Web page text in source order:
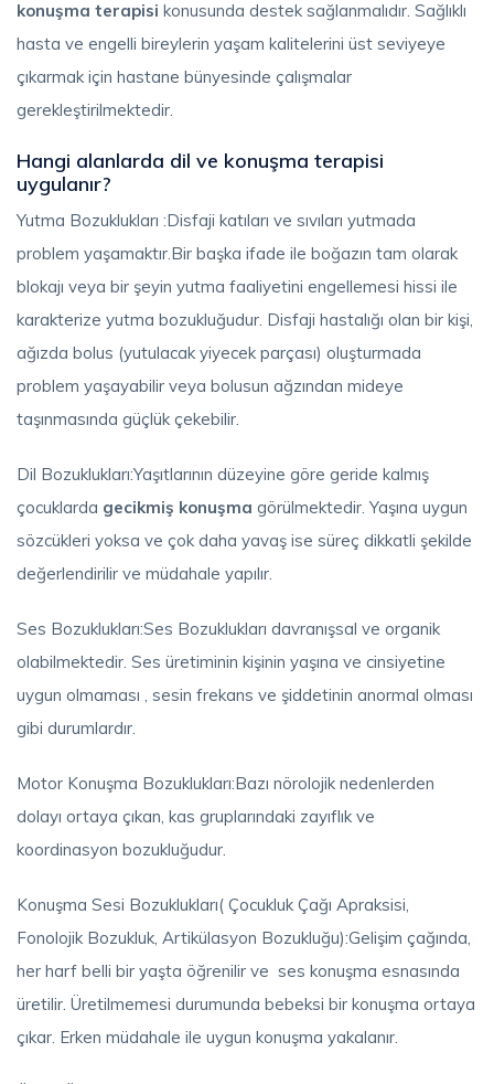
konuşma terapisi konusunda destek sağlanmalıdır. Sağlıklı
hasta ve engelli bireylerin yaşam kalitelerini üst seviyeye
çıkarmak için hastane bünyesinde çalışmalar
gerekleştirilmektedir.
Hangi alanlarda dil ve konuşma terapisi
uygulanır?
Yutma Bozuklukları :Disfaji katıları ve sıvıları yutmada
problem yaşamaktır.Bir başka ifade ile boğazın tam olarak
blokajı veya bir şeyin yutma faaliyetini engellemesi hissi ile
karakterize yutma bozukluğudur. Disfaji hastalığı olan bir kişi,
ağızda bolus (yutulacak yiyecek parçası) oluşturmada
problem yaşayabilir veya bolusun ağzından mideye
taşınmasında güçlük çekebilir.
Dil Bozuklukları:Yaşıtlarının düzeyine göre geride kalmış
çocuklarda gecikmiş konuşma görülmektedir. Yaşına uygun
sözcükleri yoksa ve çok daha yavaş ise süreç dikkatli şekilde
değerlendirilir ve müdahale yapılır.
Ses Bozuklukları:Ses Bozuklukları davranışsal ve organik
olabilmektedir. Ses üretiminin kişinin yaşına ve cinsiyetine
uygun olmaması , sesin frekans ve şiddetinin anormal olması
gibi durumlardır.
Motor Konuşma Bozuklukları:Bazı nörolojik nedenlerden
dolayı ortaya çıkan, kas gruplarındaki zayıflık ve
koordinasyon bozukluğudur.
Konuşma Sesi Bozuklukları( Çocukluk Çağı Apraksisi,
Fonolojik Bozukluk, Artikülasyon Bozukluğu):Gelişim çağında,
her harf belli bir yaşta öğrenilir ve ses konuşma esnasında
üretilir. Üretilmemesi durumunda bebeksi bir konuşma ortaya
çıkar. Erken müdahale ile uygun konuşma yakalanır.